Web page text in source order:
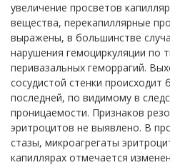
увеличение просветов
вещества, перекапиллярные
выражены, в большинстве
нарушения гемоциркуляции по
перивазальных геморрагий.
сосудистой стенки происходит
последней, по видимому в
проницаемости. Признаков
эритроцитов не выявлено. В
стазы, микроагрегаты
капиллярах отмечается